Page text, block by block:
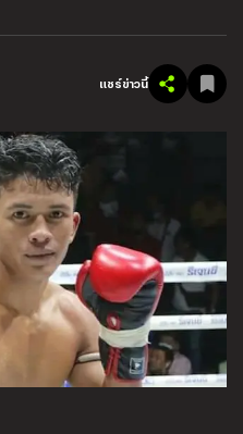
แชร์ข่าวนี้